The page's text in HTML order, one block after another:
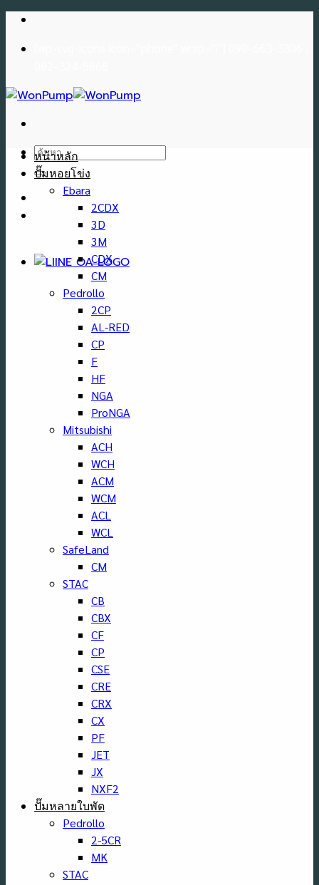
Skip
content
ค้นหา:
[wp-svg-icons icon="phone" wrap="i"] 090-663-3306 ,
082-324-5668
หน้าหลัก
ปั๊มหอยโข่ง
Ebara
2CDX
3D
3M
CDX
CM
Pedrollo
2CP
AL-RED
CP
F
HF
NGA
ProNGA
Mitsubishi
ACH
WCH
ACM
WCM
ACL
WCL
SafeLand
CM
STAC
CB
CBX
CF
CP
CSE
CRE
CRX
CX
PF
JET
JX
NXF2
ปั๊มหลายใบพัด
Pedrollo
2-5CR
MK
STAC